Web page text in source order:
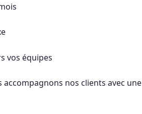
vos équipes
accompagnons nos clients avec une